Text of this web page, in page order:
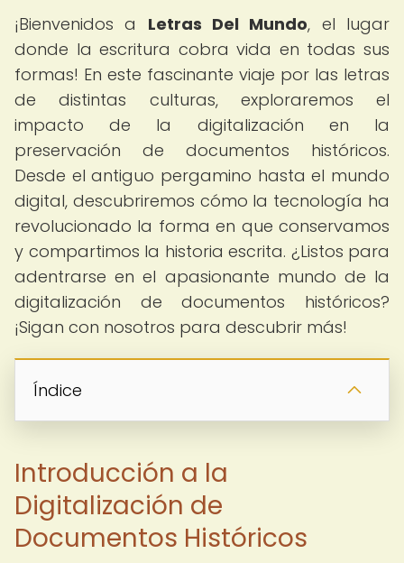
¡Bienvenidos a Letras Del Mundo, el lugar
donde la escritura cobra vida en todas sus
formas! En este fascinante viaje por las letras
de distintas culturas, exploraremos el
impacto de la digitalización en la
preservación de documentos históricos.
Desde el antiguo pergamino hasta el mundo
digital, descubriremos cómo la tecnología ha
revolucionado la forma en que conservamos
y compartimos la historia escrita. ¿Listos para
adentrarse en el apasionante mundo de la
digitalización de documentos históricos?
¡Sigan con nosotros para descubrir más!
Índice
Introducción a la
Digitalización de
Documentos Históricos